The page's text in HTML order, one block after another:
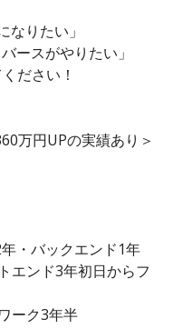
なりたい」
ースがやりたい」
ださい！
万円UPの実績あり＞
・バックエンド1年
エンド3年初日からフ
ーク3年半